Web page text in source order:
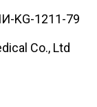
KG-1211-79
Co., Ltd